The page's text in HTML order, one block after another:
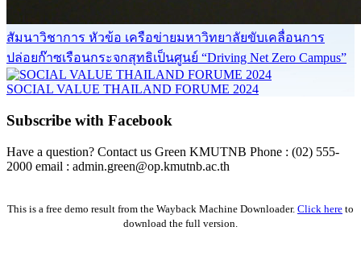
สัมนาวิชาการ หัวข้อ เครือข่ายมหาวิทยาลัยขับเคลื่อนการ
ปล่อยก๊าซเรือนกระจกสุทธิเป็นศูนย์ “Driving Net Zero Campus”
SOCIAL VALUE THAILAND FORUME 2024
Subscribe with Facebook
Have a question? Contact us Green KMUTNB Phone : (02) 555-
2000 email : admin.green@op.kmutnb.ac.th
This is a free demo result from the Wayback Machine Downloader. Click here to
download the full version.